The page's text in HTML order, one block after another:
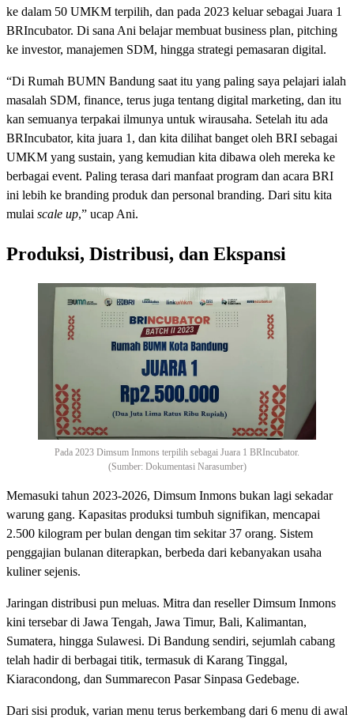
ke dalam 50 UMKM terpilih, dan pada 2023 keluar sebagai Juara 1
BRIncubator. Di sana Ani belajar membuat business plan, pitching
ke investor, manajemen SDM, hingga strategi pemasaran digital.
“Di Rumah BUMN Bandung saat itu yang paling saya pelajari ialah
masalah SDM, finance, terus juga tentang digital marketing, dan itu
kan semuanya terpakai ilmunya untuk wirausaha. Setelah itu ada
BRIncubator, kita juara 1, dan kita dilihat banget oleh BRI sebagai
UMKM yang sustain, yang kemudian kita dibawa oleh mereka ke
berbagai event. Paling terasa dari manfaat program dan acara BRI
ini lebih ke branding produk dan personal branding. Dari situ kita
mulai scale up,” ucap Ani.
Produksi, Distribusi, dan Ekspansi
Pada 2023 Dimsum Inmons terpilih sebagai Juara 1 BRIncubator.
(Sumber: Dokumentasi Narasumber)
Memasuki tahun 2023-2026, Dimsum Inmons bukan lagi sekadar
warung gang. Kapasitas produksi tumbuh signifikan, mencapai
2.500 kilogram per bulan dengan tim sekitar 37 orang. Sistem
penggajian bulanan diterapkan, berbeda dari kebanyakan usaha
kuliner sejenis.
Jaringan distribusi pun meluas. Mitra dan reseller Dimsum Inmons
kini tersebar di Jawa Tengah, Jawa Timur, Bali, Kalimantan,
Sumatera, hingga Sulawesi. Di Bandung sendiri, sejumlah cabang
telah hadir di berbagai titik, termasuk di Karang Tinggal,
Kiaracondong, dan Summarecon Pasar Sinpasa Gedebage.
Dari sisi produk, varian menu terus berkembang dari 6 menu di awal